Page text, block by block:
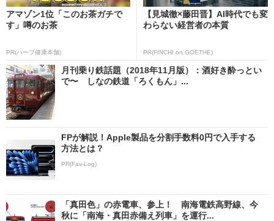
アマゾン1位「このお茶ガチで
す」噂のお茶
PR(ハーブ健康本舗)
【見城徹×藤田晋】AI時代でも変
わらない経営者の本質
PR(FINCHI on GOETHE)
月刊乗り鉄話題（2018年11月版）：酒好き酔っとい
で〜 しなの鉄道「ろくもん」...
FPが解説！Apple製品を分割手数料0円で入手する
方法とは？
PR(Fav-Log)
「真田色」の赤電車、参上！ 南海電鉄高野線、今
秋に「南海・真田赤備え列車」を運行...